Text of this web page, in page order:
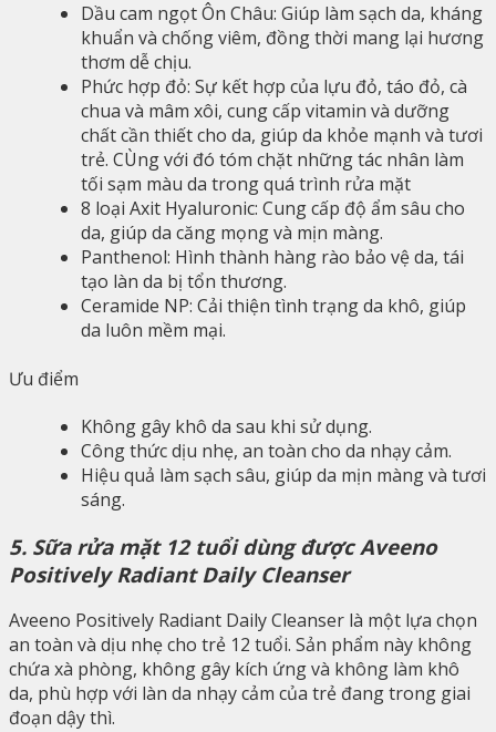
Dầu cam ngọt Ôn Châu: Giúp làm sạch da, kháng
khuẩn và chống viêm, đồng thời mang lại hương
thơm dễ chịu.
Phức hợp đỏ: Sự kết hợp của lựu đỏ, táo đỏ, cà
chua và mâm xôi, cung cấp vitamin và dưỡng
chất cần thiết cho da, giúp da khỏe mạnh và tươi
trẻ. CÙng với đó tóm chặt những tác nhân làm
tối sạm màu da trong quá trình rửa mặt
8 loại Axit Hyaluronic: Cung cấp độ ẩm sâu cho
da, giúp da căng mọng và mịn màng.
Panthenol: Hình thành hàng rào bảo vệ da, tái
tạo làn da bị tổn thương.
Ceramide NP: Cải thiện tình trạng da khô, giúp
da luôn mềm mại.
Ưu điểm
Không gây khô da sau khi sử dụng.
Công thức dịu nhẹ, an toàn cho da nhạy cảm.
Hiệu quả làm sạch sâu, giúp da mịn màng và tươi
sáng.
5. Sữa rửa mặt 12 tuổi dùng được Aveeno
Positively Radiant Daily Cleanser
Aveeno Positively Radiant Daily Cleanser là một lựa chọn
an toàn và dịu nhẹ cho trẻ 12 tuổi. Sản phẩm này không
chứa xà phòng, không gây kích ứng và không làm khô
da, phù hợp với làn da nhạy cảm của trẻ đang trong giai
đoạn dậy thì.